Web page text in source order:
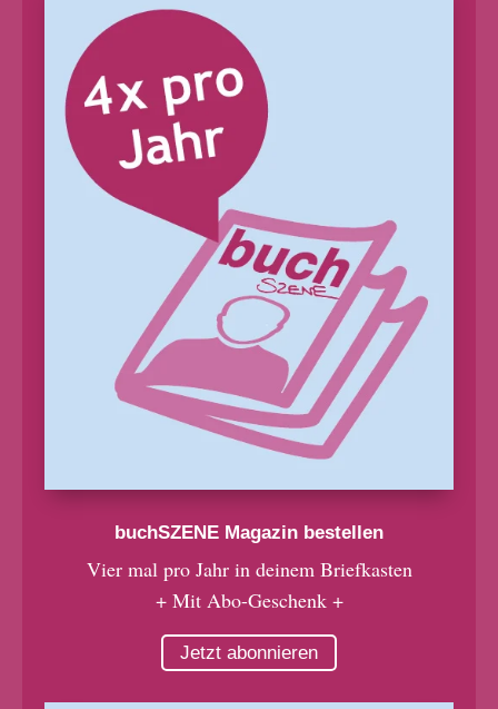
buchSZENE Magazin bestellen
Vier mal pro Jahr in deinem Briefkasten
+ Mit Abo-Geschenk +
Jetzt abonnieren